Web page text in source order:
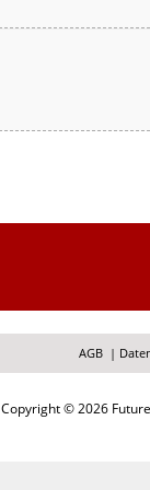
AGB |
Copyright © 2026